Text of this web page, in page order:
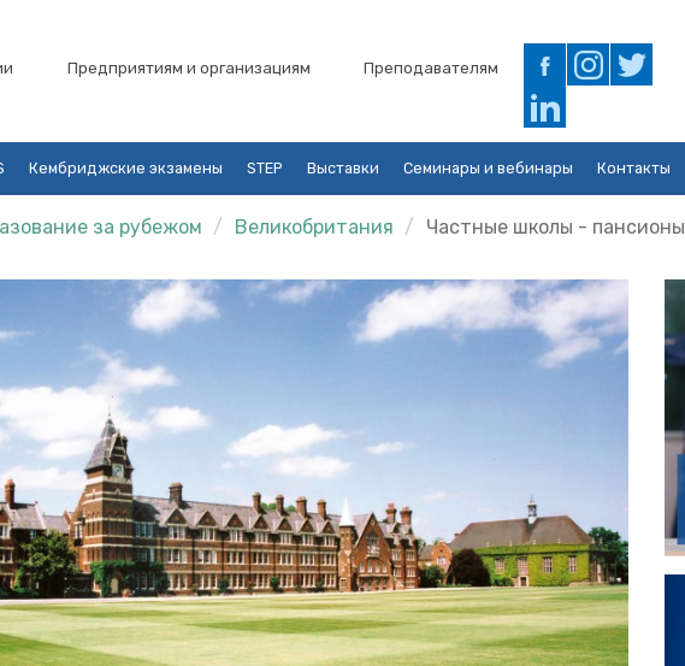
Предприятиям и организациям
Преподавателям
Кембриджские экзамены STEP Выставки Семинары и вебинары Контакты
за рубежом Великобритания Частные школы - пансионы